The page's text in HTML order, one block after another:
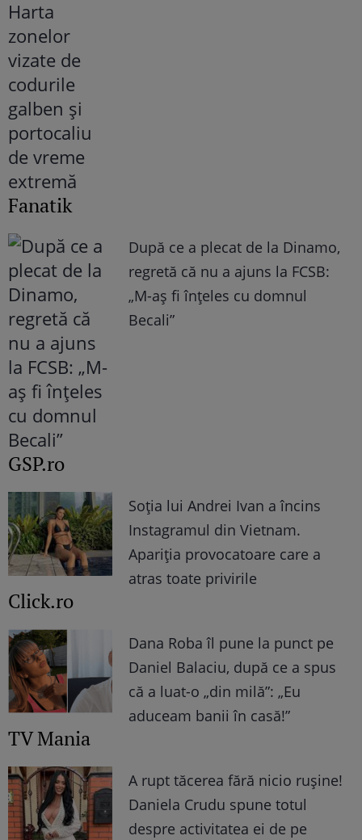
Fanatik
După ce a plecat de la Dinamo,
regretă că nu a ajuns la FCSB:
„M-aș fi înțeles cu domnul
Becali”
GSP.ro
Soția lui Andrei Ivan a încins
Instagramul din Vietnam.
Apariția provocatoare care a
atras toate privirile
Click.ro
Dana Roba îl pune la punct pe
Daniel Balaciu, după ce a spus
că a luat-o „din milă”: „Eu
aduceam banii în casă!”
TV Mania
A rupt tăcerea fără nicio rușine!
Daniela Crudu spune totul
despre activitatea ei de pe